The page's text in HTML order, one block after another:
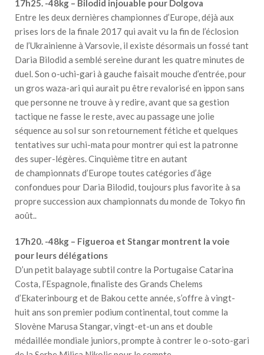
17h25. -48kg – Bilodid injouable pour Dolgova
Entre les deux dernières championnes d’Europe, déjà aux
prises lors de la finale 2017 qui avait vu la fin de l’éclosion
de l’Ukrainienne à Varsovie, il existe désormais un fossé tant
Daria Bilodid a semblé sereine durant les quatre minutes de
duel. Son o-uchi-gari à gauche faisait mouche d’entrée, pour
un gros waza-ari qui aurait pu être revalorisé en ippon sans
que personne ne trouve à y redire, avant que sa gestion
tactique ne fasse le reste, avec au passage une jolie
séquence au sol sur son retournement fétiche et quelques
tentatives sur uchi-mata pour montrer qui est la patronne
des super-légères. Cinquième titre en autant
de championnats d’Europe toutes catégories d’âge
confondues pour Daria Bilodid, toujours plus favorite à sa
propre succession aux championnats du monde de Tokyo fin
août..
17h20. -48kg – Figueroa et Stangar montrent la voie
pour leurs délégations
D’un petit balayage subtil contre la Portugaise Catarina
Costa, l’Espagnole, finaliste des Grands Chelems
d’Ekaterinbourg et de Bakou cette année, s’offre à vingt-
huit ans son premier podium continental, tout comme la
Slovène Marusa Stangar, vingt-et-un ans et double
médaillée mondiale juniors, prompte à contrer le o-soto-gari